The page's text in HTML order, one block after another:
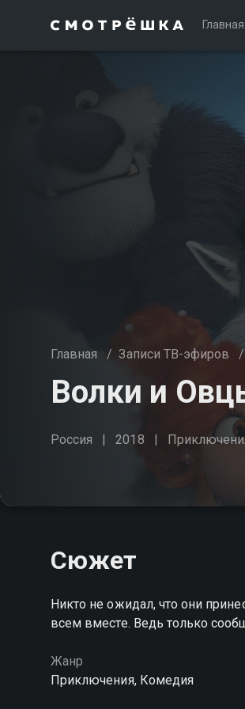
Главная
Главная / Записи ТВ-эфиров /
Волки и
Россия 2018
Сюжет
Никто не ожидал, что они
всем вместе. Ведь только
Жанр
Приключения, Комедия